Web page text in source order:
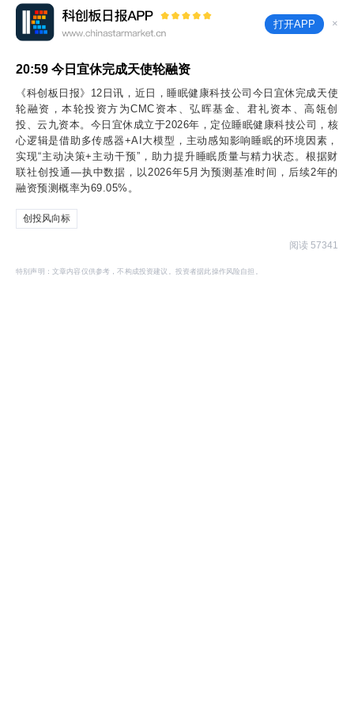
打开APP ×
20:59 今日宜休完成天使轮融资
《科创板日报》12日讯，近日，睡眠健康科技公司今日宜休完成天使
轮融资，本轮投资方为CMC资本、弘晖基金、君礼资本、高瓴创
投、云九资本。今日宜休成立于2026年，定位睡眠健康科技公司，核
心逻辑是借助多传感器+AI大模型，主动感知影响睡眠的环境因素，
实现“主动决策+主动干预”，助力提升睡眠质量与精力状态。根据财
联社创投通—执中数据，以2026年5月为预测基准时间，后续2年的
融资预测概率为69.05%。
创投风向标
阅读 57341
特别声明：文章内容仅供参考，不构成投资建议。投资者据此操作风险自担。